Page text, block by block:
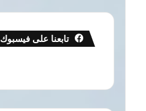
تابعنا على فيسبوك